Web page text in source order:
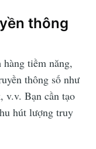
thông
tiềm năng,
thông số như
v.v. Bạn cần tạo
hút lượng truy